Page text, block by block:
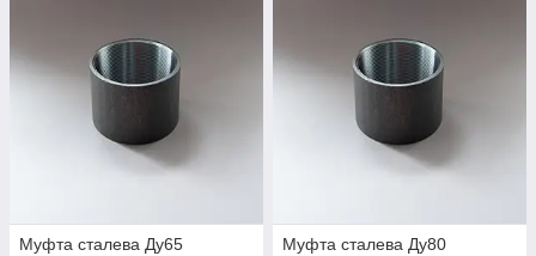
Муфта сталева Ду65
Муфта сталева Ду80